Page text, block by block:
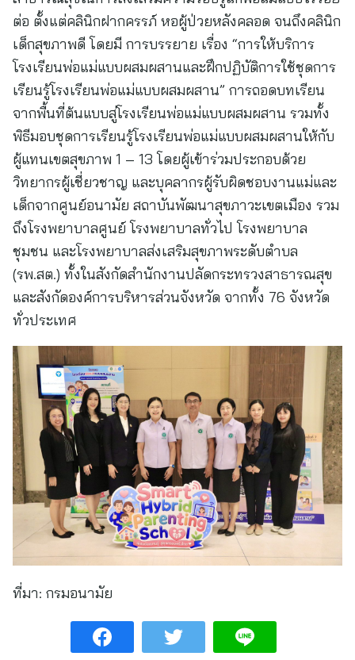
ต่อ ตั้งแต่คลินิกฝากครรภ์ หอผู้ป่วยหลังคลอด จนถึงคลินิก
เด็กสุขภาพดี โดยมี การบรรยาย เรื่อง “การให้บริการ
โรงเรียนพ่อแม่แบบผสมผสานและฝึกปฏิบัติการใช้ชุดการ
เรียนรู้โรงเรียนพ่อแม่แบบผสมผสาน” การถอดบทเรียน
จากพื้นที่ต้นแบบสู่โรงเรียนพ่อแม่แบบผสมผสาน รวมทั้ง
พิธีมอบชุดการเรียนรู้โรงเรียนพ่อแม่แบบผสมผสานให้กับ
ผู้แทนเขตสุขภาพ 1 – 13 โดยผู้เข้าร่วมประกอบด้วย
วิทยากรผู้เชี่ยวชาญ และบุคลากรผู้รับผิดชอบงานแม่และ
เด็กจากศูนย์อนามัย สถาบันพัฒนาสุขภาวะเขตเมือง รวม
ถึงโรงพยาบาลศูนย์ โรงพยาบาลทั่วไป โรงพยาบาล
ชุมชน และโรงพยาบาลส่งเสริมสุขภาพระดับตำบล
(รพ.สต.) ทั้งในสังกัดสำนักงานปลัดกระทรวงสาธารณสุข
และสังกัดองค์การบริหารส่วนจังหวัด จากทั้ง 76 จังหวัด
ทั่วประเทศ
ที่มา: กรมอนามัย